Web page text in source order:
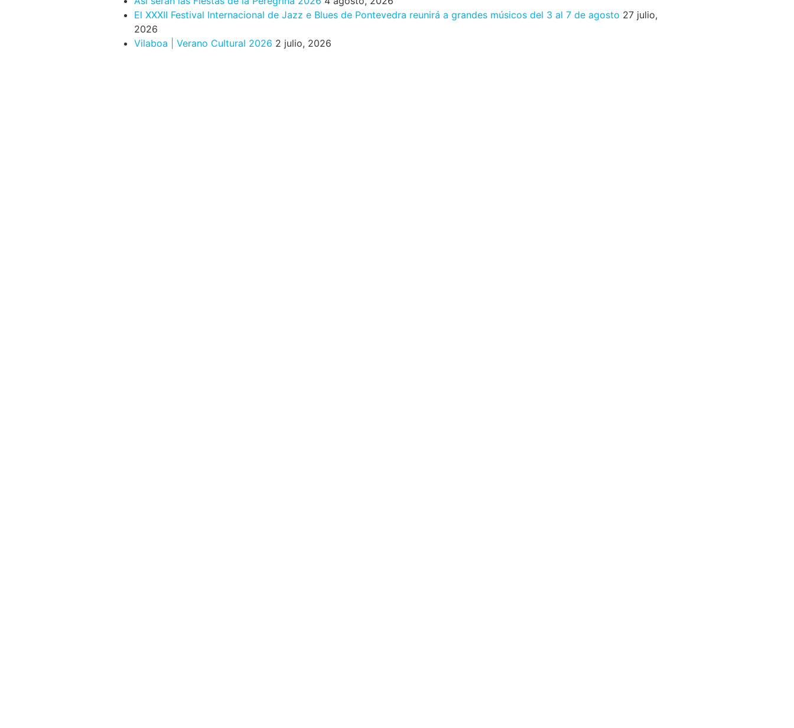
El XXXII Festival Internacional de Jazz e Blues de Pontevedra reunirá a grandes músicos del 3 al 7 de agosto 27 julio,
2026
Vilaboa | Verano Cultural 2026 2 julio, 2026